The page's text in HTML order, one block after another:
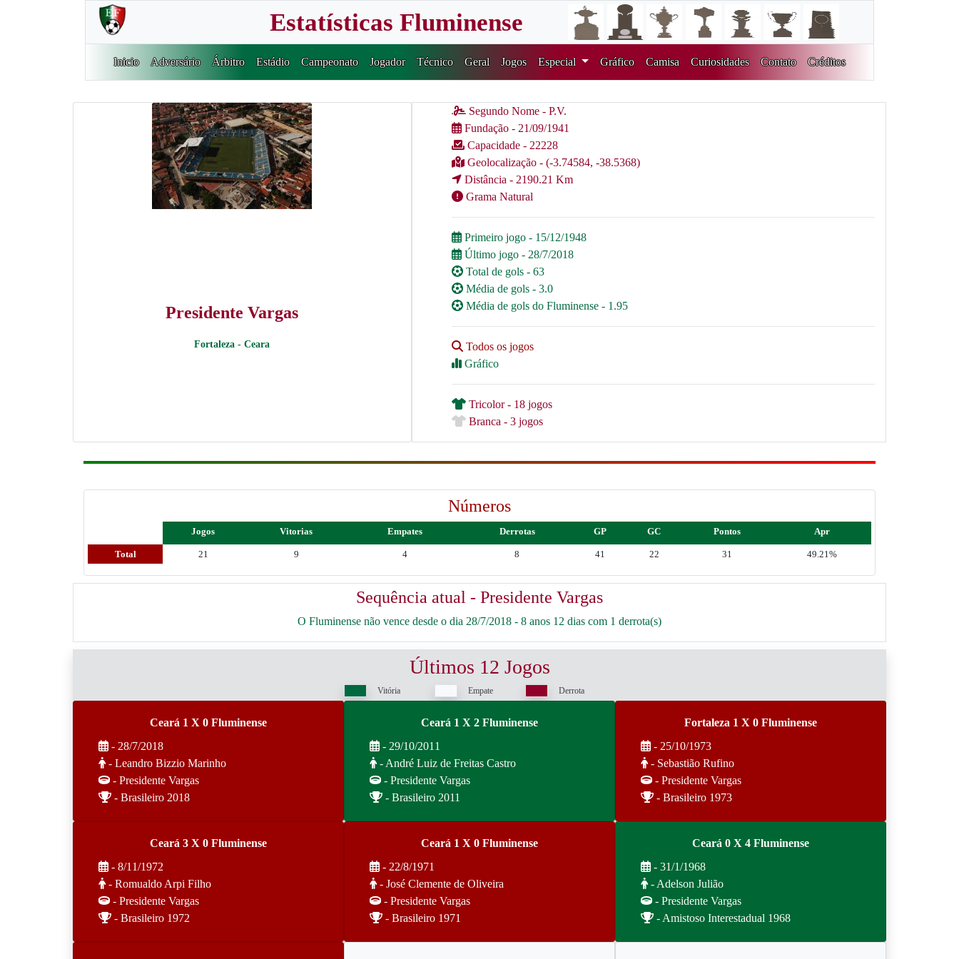
Estatísticas Fluminense
Inicio Adversário Árbitro Estádio Campeonato Jogador Técnico Geral Jogos Especial Gráfico Camisa Curiosidades Contato Créditos
Presidente Vargas
Fortaleza - Ceara
Segundo Nome - P.V.
Fundação - 21/09/1941
Capacidade - 22228
Geolocalização - (-3.74584, -38.5368)
Distância - 2190.21 Km
Grama Natural
Primeiro jogo - 15/12/1948
Último jogo - 28/7/2018
Total de gols - 63
Média de gols - 3.0
Média de gols do Fluminense - 1.95
Todos os jogos
Gráfico
Tricolor - 18 jogos
Branca - 3 jogos
Números
Jogos Vitorias Empates Derrotas GP GC Pontos Apr
Total 21 9 4 8 41 22 31 49.21%
Sequência atual - Presidente Vargas
O Fluminense não vence desde o dia 28/7/2018 - 8 anos 12 dias com 1 derrota(s)
Últimos 12 Jogos
Vitória Empate Derrota
Ceará 1 X 0 Fluminense
- 28/7/2018
- Leandro Bizzio Marinho
- Presidente Vargas
- Brasileiro 2018
Ceará 1 X 2 Fluminense
- 29/10/2011
- André Luiz de Freitas Castro
- Presidente Vargas
- Brasileiro 2011
Fortaleza 1 X 0 Fluminense
- 25/10/1973
- Sebastião Rufino
- Presidente Vargas
- Brasileiro 1973
Ceará 3 X 0 Fluminense
- 8/11/1972
- Romualdo Arpi Filho
- Presidente Vargas
- Brasileiro 1972
Ceará 1 X 0 Fluminense
- 22/8/1971
- José Clemente de Oliveira
- Presidente Vargas
- Brasileiro 1971
Ceará 0 X 4 Fluminense
- 31/1/1968
- Adelson Julião
- Presidente Vargas
- Amistoso Interestadual 1968